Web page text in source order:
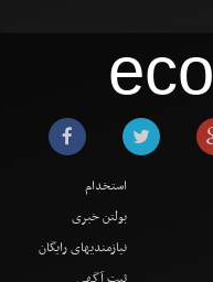
eco
استخدام
بولتن خبری
نیازمندیهای رایگان